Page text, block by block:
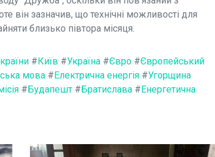
він зазначив, що технічні можливості для
близько півтора місяця.
#Київ #Україна #Євро #Європейський
мова #Електрична енергія #Угорщина
#Будапешт #Братислава #Енергетична